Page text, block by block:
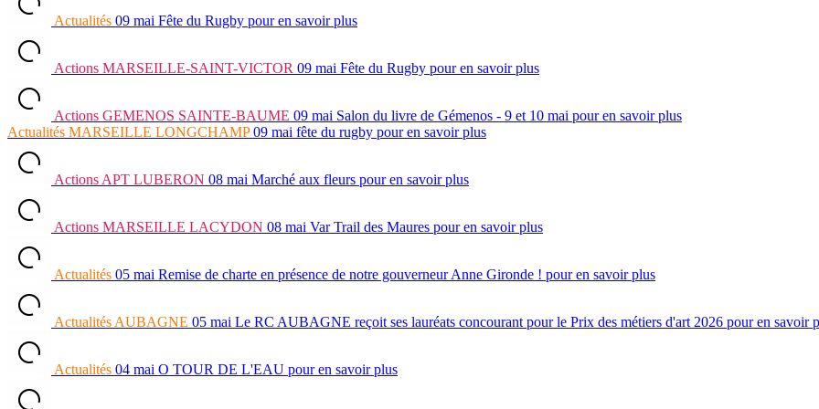
Actualités 09 mai Fête du Rugby pour en savoir plus
Actions MARSEILLE-SAINT-VICTOR 09 mai Fête du Rugby pour en savoir plus
Actions GEMENOS SAINTE-BAUME 09 mai Salon du livre de Gémenos - 9 et 10 mai pour en savoir plus
Actualités MARSEILLE LONGCHAMP 09 mai fête du rugby pour en savoir plus
Actions APT LUBERON 08 mai Marché aux fleurs pour en savoir plus
Actions MARSEILLE LACYDON 08 mai Var Trail des Maures pour en savoir plus
Actualités 05 mai Remise de charte en présence de notre gouverneur Anne Gironde ! pour en savoir plus
Actualités AUBAGNE 05 mai Le RC AUBAGNE reçoit ses lauréats concourant pour le Prix des métiers d'art 2026 pour en savoir
Actualités 04 mai O TOUR DE L'EAU pour en savoir plus